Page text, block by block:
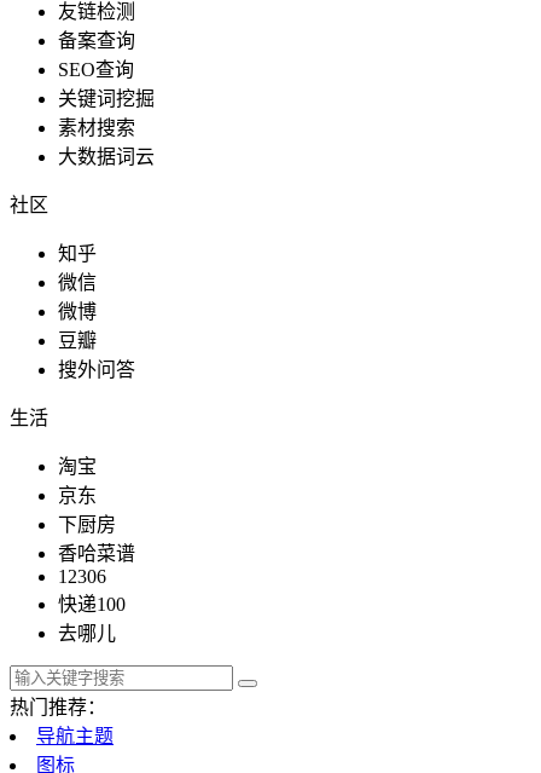
友链检测
备案查询
SEO查询
关键词挖掘
素材搜索
大数据词云
社区
知乎
微信
微博
豆瓣
搜外问答
生活
淘宝
京东
下厨房
香哈菜谱
12306
快递100
去哪儿
热门推荐：
导航主题
图标